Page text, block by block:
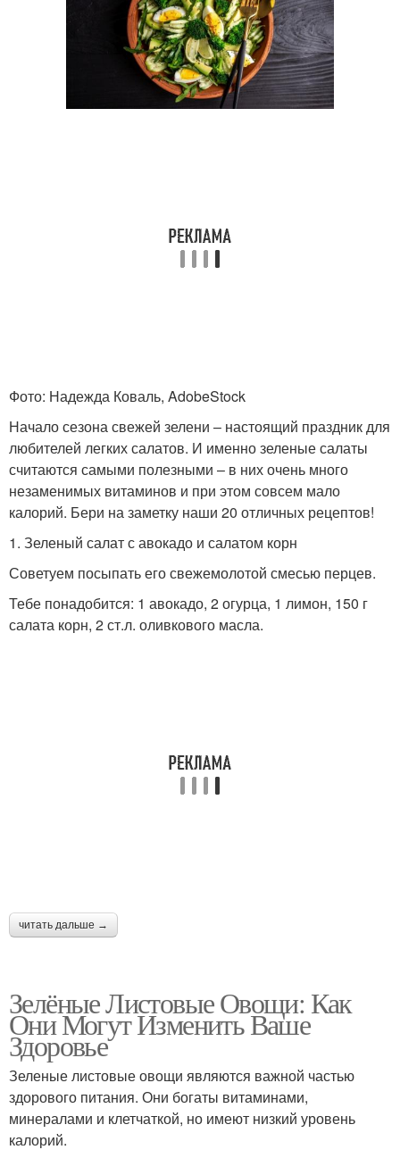
Фото: Надежда Коваль, AdobeStock
Начало сезона свежей зелени – настоящий праздник для
любителей легких салатов. И именно зеленые салаты
считаются самыми полезными – в них очень много
незаменимых витаминов и при этом совсем мало
калорий. Бери на заметку наши 20 отличных рецептов!
1. Зеленый салат с авокадо и салатом корн
Советуем посыпать его свежемолотой смесью перцев.
Тебе понадобится: 1 авокадо, 2 огурца, 1 лимон, 150 г
салата корн, 2 ст.л. оливкового масла.
читать дальше →
Зелёные Листовые Овощи: Как
Они Могут Изменить Ваше
Здоровье
Зеленые листовые овощи являются важной частью
здорового питания. Они богаты витаминами,
минералами и клетчаткой, но имеют низкий уровень
калорий.